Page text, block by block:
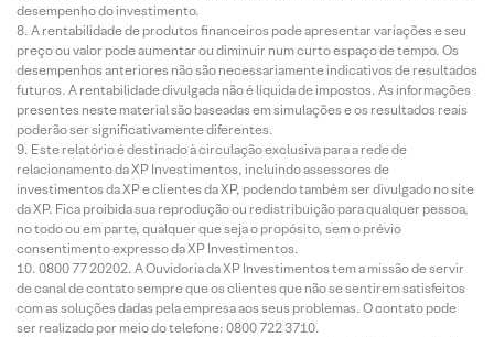
desempenho do investimento.
A rentabilidade de produtos financeiros pode apresentar variações e seu
preço ou valor pode aumentar ou diminuir num curto espaço de tempo. Os
desempenhos anteriores não são necessariamente indicativos de resultados
futuros. A rentabilidade divulgada não é líquida de impostos. As informações
presentes neste material são baseadas em simulações e os resultados reais
poderão ser significativamente diferentes.
Este relatório é destinado à circulação exclusiva para a rede de
relacionamento da XP Investimentos, incluindo assessores de
investimentos da XP e clientes da XP, podendo também ser divulgado no site
da XP. Fica proibida sua reprodução ou redistribuição para qualquer pessoa,
no todo ou em parte, qualquer que seja o propósito, sem o prévio
consentimento expresso da XP Investimentos.
0800 77 20202. A Ouvidoria da XP Investimentos tem a missão de servir
de canal de contato sempre que os clientes que não se sentirem satisfeitos
com as soluções dadas pela empresa aos seus problemas. O contato pode
ser realizado por meio do telefone: 0800 722 3710.